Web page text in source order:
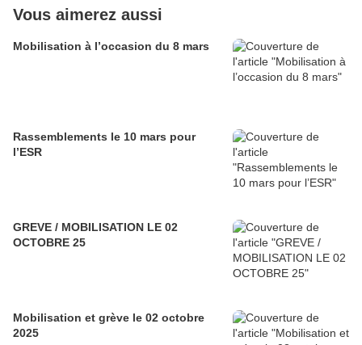
Vous aimerez aussi
Mobilisation à l’occasion du 8 mars
Rassemblements le 10 mars pour
l’ESR
GREVE / MOBILISATION LE 02
OCTOBRE 25
Mobilisation et grève le 02 octobre
2025